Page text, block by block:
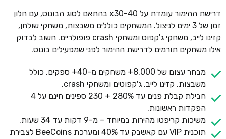
דרישת ההימור עומדת על x30-40 בהתאם לסוג הבונוס, עם חלון
זמן של 3 ימים לניצול. המשחקים כוללים משבצות, משחקי שולחן,
קזינו לייב, משחקי ג'קפוט ומשחקי crash פופולריים. חשוב לבדוק
אילו משחקים תורמים לדרישת ההימור לפני שמפעילים בונוס.
מבחר עצום של 8,000+ משחקים מ-40+ ספקים, כולל
משבצות, קזינו לייב, ג'קפוטים ומשחקי crash.
חבילת קבלת פנים עד 280% + 230 ספינים חינם על 4
הפקדות ראשונות.
משיכות קריפטו מהירות במיוחד – מ-9 דקות עד 34 שעות.
תוכנית VIP עם קאשבק עד 40% ומערכת BeeCoins לצבירת